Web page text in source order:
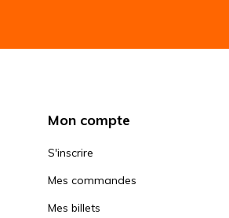
Mon compte
S'inscrire
Mes commandes
Mes billets